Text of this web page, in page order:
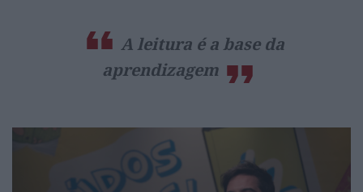
A leitura é a base da
aprendizagem